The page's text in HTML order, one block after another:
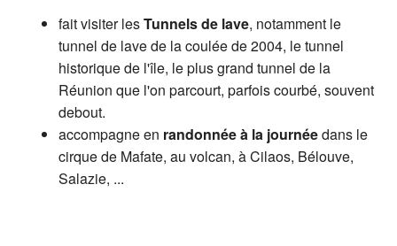
Présentation Infos / Réservation
A voir également
Page créée le 03 juillet 2019. Dernière
mise à jour le 03 juillet 2019
Vous êtes ici :
fait visiter lesTunnels de lave, notamment le
tunnel de lave de la coulée de 2004, le tunnel
historique de l'île, le plus grand tunnel de la
Réunion que l'on parcourt, parfois courbé, souvent
debout.
accompagne en randonnée à la journéedans le
cirque de Mafate, au volcan, à Cilaos, Bélouve,
Salazie, ...